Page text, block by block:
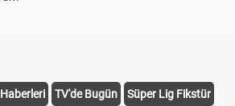
TV'de Bugün Süper Lig Fikstür